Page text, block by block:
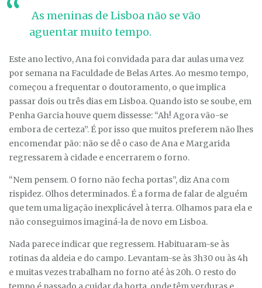
As meninas de Lisboa não se vão
aguentar muito tempo.
Este ano lectivo, Ana foi convidada para dar aulas uma vez
por semana na Faculdade de Belas Artes. Ao mesmo tempo,
começou a frequentar o doutoramento, o que implica
passar dois ou três dias em Lisboa. Quando isto se soube, em
Penha Garcia houve quem dissesse: “Ah! Agora vão-se
embora de certeza”. É por isso que muitos preferem não lhes
encomendar pão: não se dê o caso de Ana e Margarida
regressarem à cidade e encerrarem o forno.
“Nem pensem. O forno não fecha portas”, diz Ana com
rispidez. Olhos determinados. É a forma de falar de alguém
que tem uma ligação inexplicável à terra. Olhamos para ela e
não conseguimos imaginá-la de novo em Lisboa.
Nada parece indicar que regressem. Habituaram-se às
rotinas da aldeia e do campo. Levantam-se às 3h30 ou às 4h
e muitas vezes trabalham no forno até às 20h. O resto do